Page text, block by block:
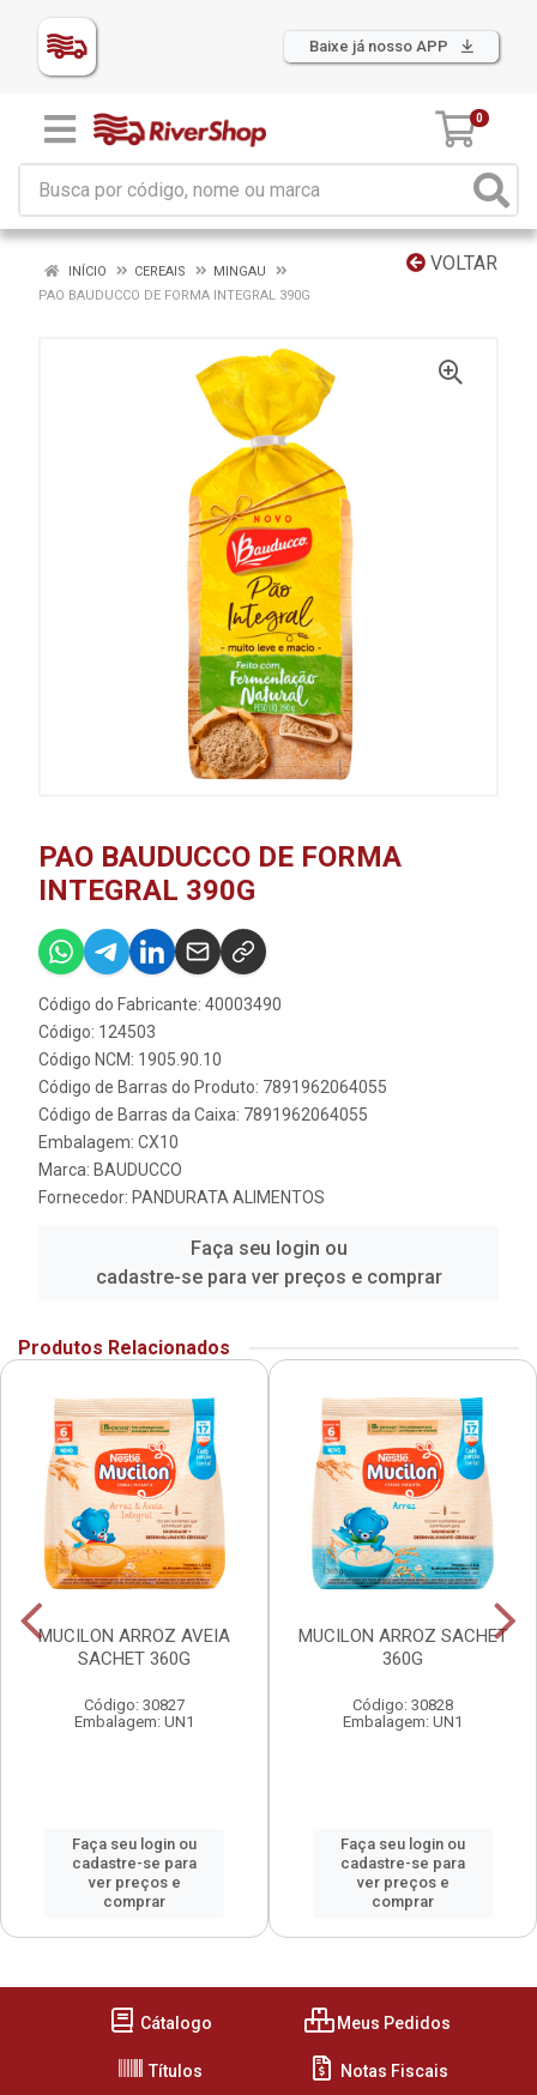
Baixe já nosso APP
0
VOLTAR
INÍCIO CEREAIS
MINGAU
PAO BAUDUCCO DE FORMA INTEGRAL 390G
PAO BAUDUCCO DE FORMA
INTEGRAL 390G
Código do Fabricante: 40003490
Código: 124503
Código NCM: 1905.90.10
Código de Barras do Produto: 7891962064055
Código de Barras da Caixa: 7891962064055
Embalagem: CX10
Marca: BAUDUCCO
Fornecedor: PANDURATA ALIMENTOS
Faça seu login ou
cadastre-se para ver preços e comprar
Produtos Relacionados
MUCILON ARROZ AVEIA
SACHET 360G
Código: 30827
Embalagem: UN1
Faça seu login ou
cadastre-se para
ver preços e
comprar
MUCILON ARROZ SACHET
360G
Código: 30828
Embalagem: UN1
Faça seu login ou
cadastre-se para
ver preços e
comprar
Cátalogo Meus Pedidos
Títulos Notas Fiscais